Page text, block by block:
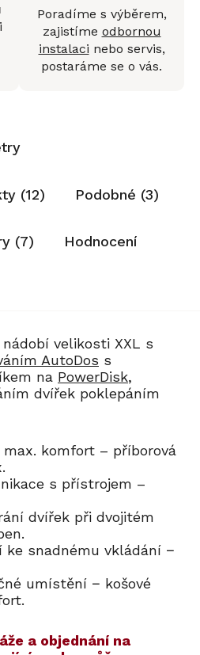
Poradíme s výběrem,
zajistíme odbornou
instalaci nebo servis,
postaráme se o vás.
(12) Podobné (3)
(7) Hodnocení
velikosti XXL s
AutoDos s
na PowerDisk,
dvířek poklepáním
komfort – příborová
s přístrojem –
dvířek při dvojitém
snadnému vkládání −
umístění − košové
a objednání na